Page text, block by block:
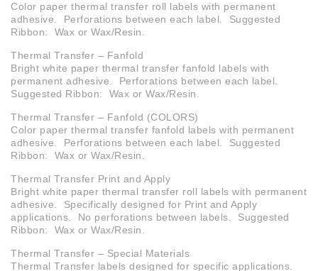
Color paper thermal transfer roll labels with permanent
adhesive. Perforations between each label. Suggested
Ribbon: Wax or Wax/Resin.
Thermal Transfer – Fanfold
Bright white paper thermal transfer fanfold labels with
permanent adhesive. Perforations between each label.
Suggested Ribbon: Wax or Wax/Resin.
Thermal Transfer – Fanfold (COLORS)
Color paper thermal transfer fanfold labels with permanent
adhesive. Perforations between each label. Suggested
Ribbon: Wax or Wax/Resin.
Thermal Transfer Print and Apply
Bright white paper thermal transfer roll labels with permanent
adhesive. Specifically designed for Print and Apply
applications. No perforations between labels. Suggested
Ribbon: Wax or Wax/Resin.
Thermal Transfer – Special Materials
Thermal Transfer labels designed for specific applications.